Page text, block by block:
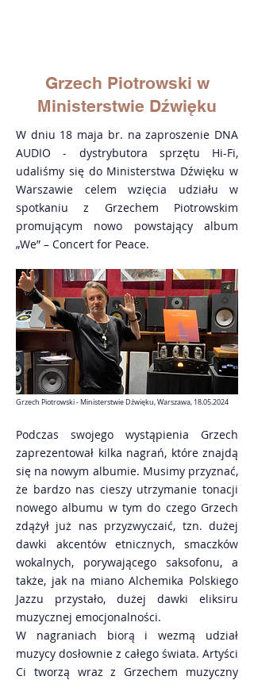
Grzech Piotrowski w
Ministerstwie Dźwięku
W dniu 18 maja br. na zaproszenie DNA
AUDIO - dystrybutora sprzętu Hi-Fi,
udaliśmy się do Ministerstwa Dźwięku w
Warszawie celem wzięcia udziału w
spotkaniu z Grzechem Piotrowskim
promującym nowo powstający album
„We” – Concert for Peace.
Grzech Piotrowski - Ministerstwie Dźwięku, Warszawa, 18.05.2024
Podczas swojego wystąpienia Grzech
zaprezentował kilka nagrań, które znajdą
się na nowym albumie. Musimy przyznać,
że bardzo nas cieszy utrzymanie tonacji
nowego albumu w tym do czego Grzech
zdążył już nas przyzwyczaić, tzn. dużej
dawki akcentów etnicznych, smaczków
wokalnych, porywającego saksofonu, a
także, jak na miano Alchemika Polskiego
Jazzu przystało, dużej dawki eliksiru
muzycznej emocjonalności.
W nagraniach biorą i wezmą udział
muzycy dosłownie z całego świata. Artyści
Ci tworzą wraz z Grzechem muzyczny